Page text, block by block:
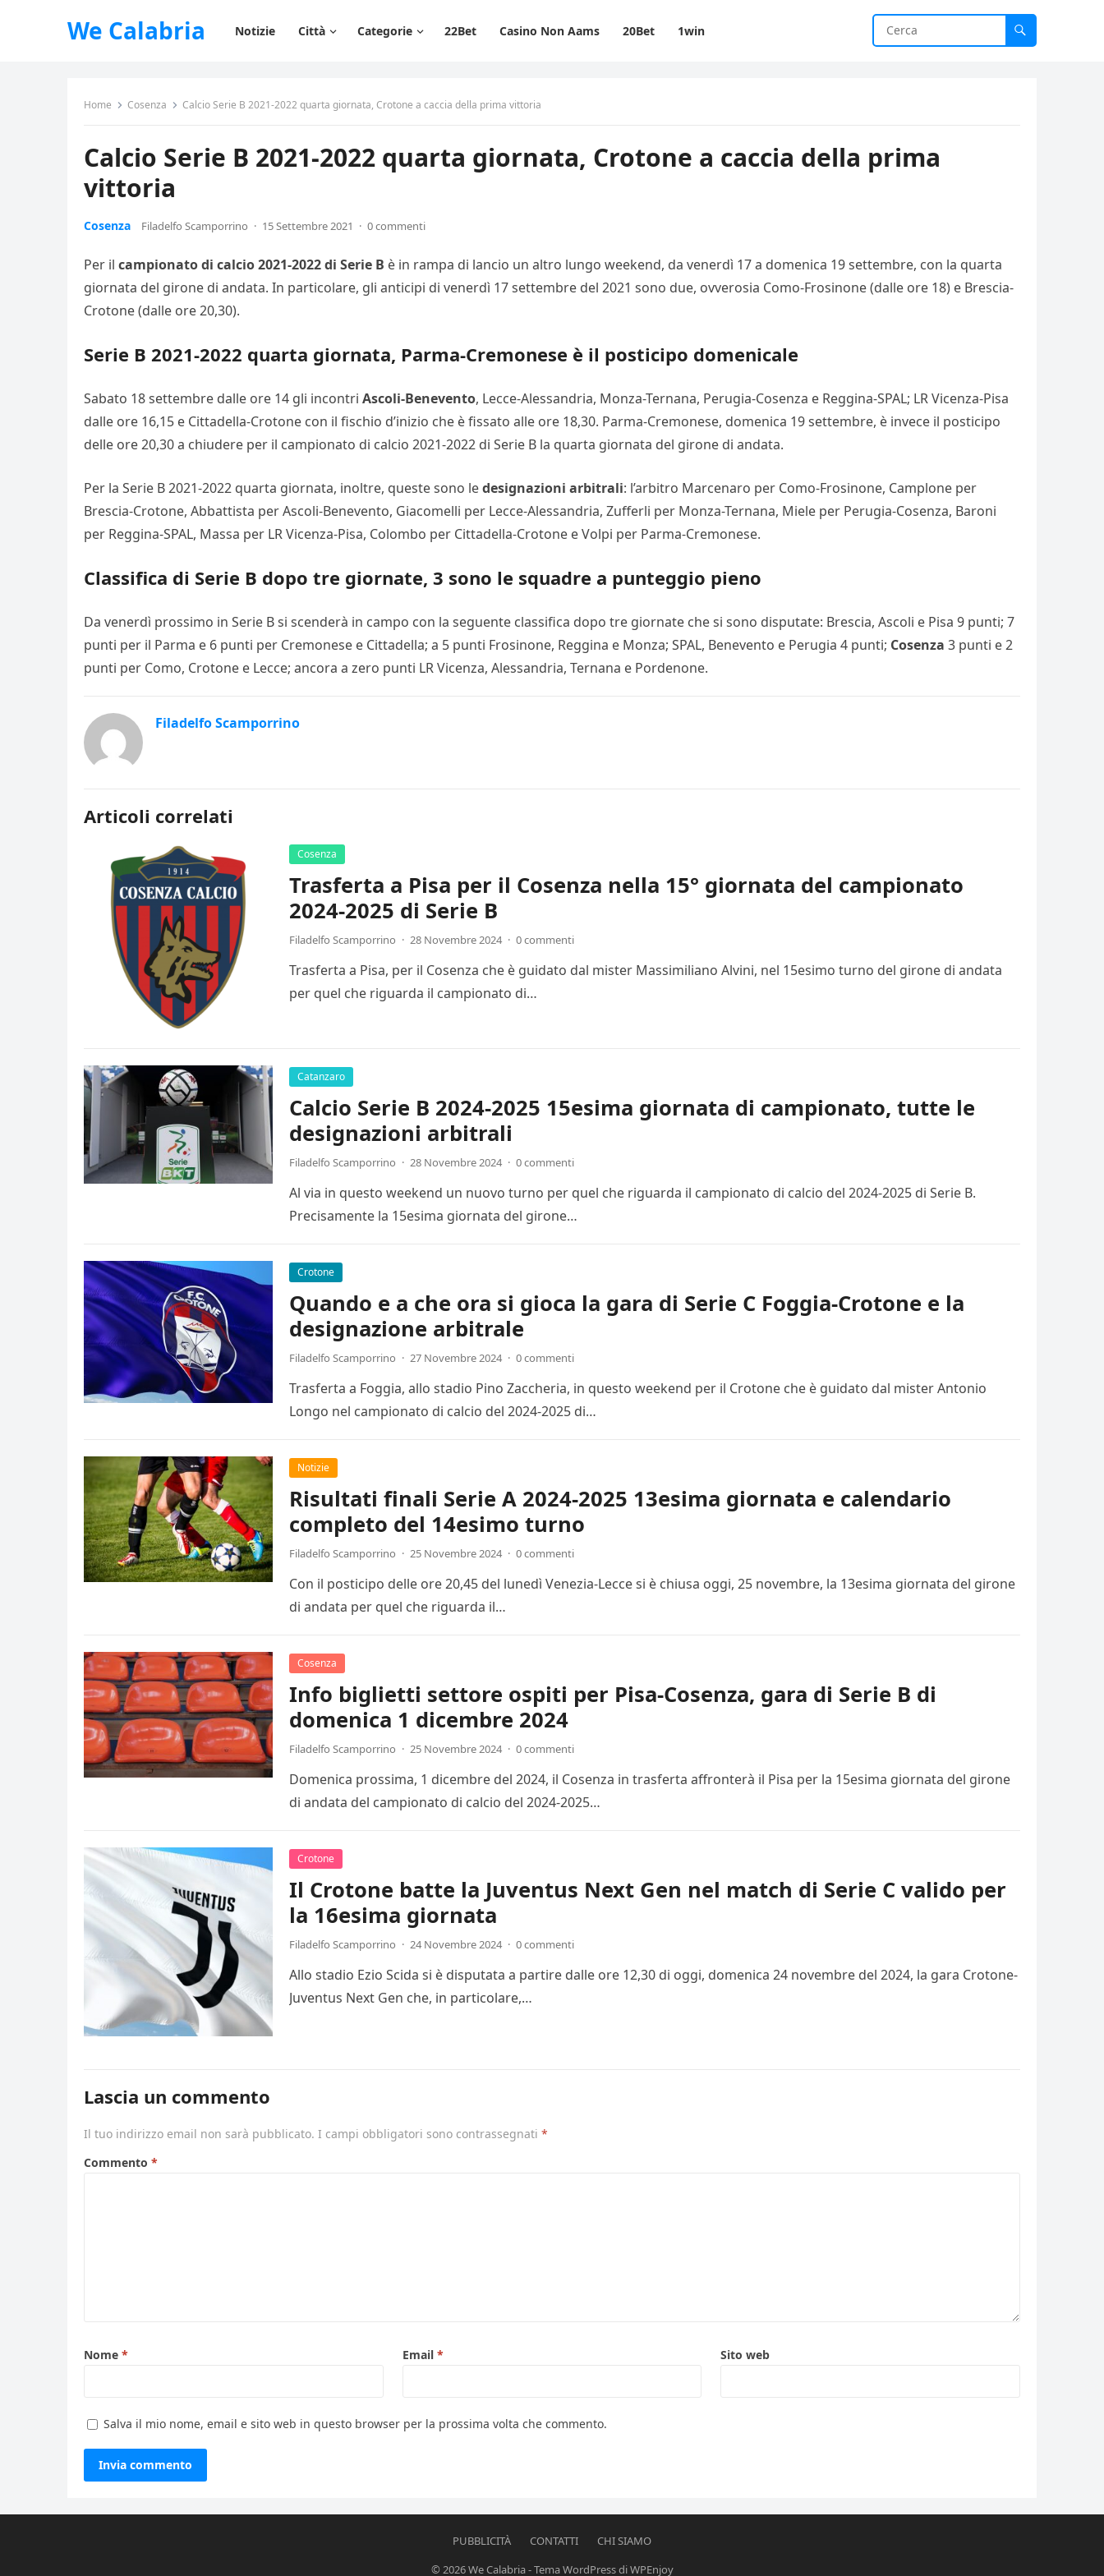
We Calabria Notizie Città Categorie 22Bet Casino Non Aams 20Bet 1win
Home Cosenza Calcio Serie B 2021-2022 quarta giornata, Crotone a caccia della prima vittoria
Calcio Serie B 2021-2022 quarta giornata, Crotone a caccia della prima
vittoria
Cosenza Filadelfo Scamporrino · 15 Settembre 2021 · 0 commenti
Per il campionato di calcio 2021-2022 di Serie B è in rampa di lancio un altro lungo weekend, da venerdì 17 a domenica 19 settembre, con la quarta
giornata del girone di andata. In particolare, gli anticipi di venerdì 17 settembre del 2021 sono due, ovverosia Como-Frosinone (dalle ore 18) e Brescia-
Crotone (dalle ore 20,30).
Serie B 2021-2022 quarta giornata, Parma-Cremonese è il posticipo domenicale
Sabato 18 settembre dalle ore 14 gli incontri Ascoli-Benevento, Lecce-Alessandria, Monza-Ternana, Perugia-Cosenza e Reggina-SPAL; LR Vicenza-Pisa
dalle ore 16,15 e Cittadella-Crotone con il fischio d’inizio che è fissato alle ore 18,30. Parma-Cremonese, domenica 19 settembre, è invece il posticipo
delle ore 20,30 a chiudere per il campionato di calcio 2021-2022 di Serie B la quarta giornata del girone di andata.
Per la Serie B 2021-2022 quarta giornata, inoltre, queste sono ledesignazioni arbitrali: l’arbitro Marcenaro per Como-Frosinone, Camplone per
Brescia-Crotone, Abbattista per Ascoli-Benevento, Giacomelli per Lecce-Alessandria, Zufferli per Monza-Ternana, Miele per Perugia-Cosenza, Baroni
per Reggina-SPAL, Massa per LR Vicenza-Pisa, Colombo per Cittadella-Crotone e Volpi per Parma-Cremonese.
Classifica di Serie B dopo tre giornate, 3 sono le squadre a punteggio pieno
Da venerdì prossimo in Serie B si scenderà in campo con la seguente classifica dopo tre giornate che si sono disputate: Brescia, Ascoli e Pisa 9 punti; 7
punti per il Parma e 6 punti per Cremonese e Cittadella; a 5 punti Frosinone, Reggina e Monza; SPAL, Benevento e Perugia 4 punti; Cosenza 3 punti e 2
punti per Como, Crotone e Lecce; ancora a zero punti LR Vicenza, Alessandria, Ternana e Pordenone.
Filadelfo Scamporrino
Articoli correlati
Cosenza
Trasferta a Pisa per il Cosenza nella 15° giornata del campionato
2024-2025 di Serie B
Filadelfo Scamporrino · 28 Novembre 2024 · 0 commenti
Trasferta a Pisa, per il Cosenza che è guidato dal mister Massimiliano Alvini, nel 15esimo turno del girone di andata
per quel che riguarda il campionato di…
Catanzaro
Calcio Serie B 2024-2025 15esima giornata di campionato, tutte le
designazioni arbitrali
Filadelfo Scamporrino · 28 Novembre 2024 · 0 commenti
Al via in questo weekend un nuovo turno per quel che riguarda il campionato di calcio del 2024-2025 di Serie B.
Precisamente la 15esima giornata del girone…
Crotone
Quando e a che ora si gioca la gara di Serie C Foggia-Crotone e la
designazione arbitrale
Filadelfo Scamporrino · 27 Novembre 2024 · 0 commenti
Trasferta a Foggia, allo stadio Pino Zaccheria, in questo weekend per il Crotone che è guidato dal mister Antonio
Longo nel campionato di calcio del 2024-2025 di…
Notizie
Risultati finali Serie A 2024-2025 13esima giornata e calendario
completo del 14esimo turno
Filadelfo Scamporrino · 25 Novembre 2024 · 0 commenti
Con il posticipo delle ore 20,45 del lunedì Venezia-Lecce si è chiusa oggi, 25 novembre, la 13esima giornata del girone
di andata per quel che riguarda il…
Cosenza
Info biglietti settore ospiti per Pisa-Cosenza, gara di Serie B di
domenica 1 dicembre 2024
Filadelfo Scamporrino · 25 Novembre 2024 · 0 commenti
Domenica prossima, 1 dicembre del 2024, il Cosenza in trasferta affronterà il Pisa per la 15esima giornata del girone
di andata del campionato di calcio del 2024-2025…
Crotone
Il Crotone batte la Juventus Next Gen nel match di Serie C valido per
la 16esima giornata
Filadelfo Scamporrino · 24 Novembre 2024 · 0 commenti
Allo stadio Ezio Scida si è disputata a partire dalle ore 12,30 di oggi, domenica 24 novembre del 2024, la gara Crotone-
Juventus Next Gen che, in particolare,…
Lascia un commento
Il tuo indirizzo email non sarà pubblicato. I campi obbligatori sono contrassegnati *
Commento *
Nome * Email * Sito web
Salva il mio nome, email e sito web in questo browser per la prossima volta che commento.
PUBBLICITÀ CONTATTI
CHI SIAMO
© 2026We Calabria-Tema WordPressdiWPEnjoy